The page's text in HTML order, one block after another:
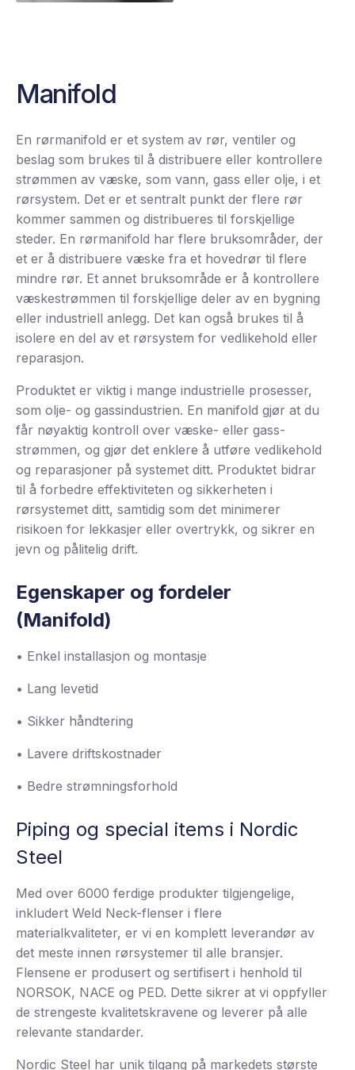
Manifold
En rørmanifold er et system av rør, ventiler og
beslag som brukes til å distribuere eller kontrollere
strømmen av væske, som vann, gass eller olje, i et
rørsystem. Det er et sentralt punkt der flere rør
kommer sammen og distribueres til forskjellige
steder. En rørmanifold har flere bruksområder, der
et er å distribuere væske fra et hovedrør til flere
mindre rør. Et annet bruksområde er å kontrollere
væskestrømmen til forskjellige deler av en bygning
eller industriell anlegg. Det kan også brukes til å
isolere en del av et rørsystem for vedlikehold eller
reparasjon.
Produktet er viktig i mange industrielle prosesser,
som olje- og gassindustrien. En manifold gjør at du
får nøyaktig kontroll over væske- eller gass-
strømmen, og gjør det enklere å utføre vedlikehold
og reparasjoner på systemet ditt. Produktet bidrar
til å forbedre effektiviteten og sikkerheten i
rørsystemet ditt, samtidig som det minimerer
risikoen for lekkasjer eller overtrykk, og sikrer en
jevn og pålitelig drift.
Egenskaper og fordeler
(Manifold)
• Enkel installasjon og montasje
• Lang levetid
• Sikker håndtering
• Lavere driftskostnader
• Bedre strømningsforhold
Piping og special items i Nordic
Steel
Med over 6000 ferdige produkter tilgjengelige,
inkludert Weld Neck-flenser i flere
materialkvaliteter, er vi en komplett leverandør av
det meste innen rørsystemer til alle bransjer.
Flensene er produsert og sertifisert i henhold til
NORSOK, NACE og PED. Dette sikrer at vi oppfyller
de strengeste kvalitetskravene og leverer på alle
relevante standarder.
Nordic Steel har unik tilgang på markedets største